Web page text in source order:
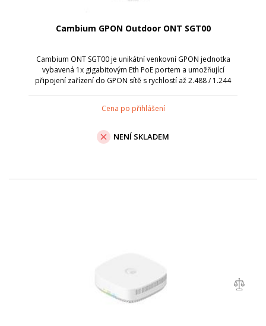
Cambium GPON Outdoor ONT SGT00
Cambium ONT SGT00 je unikátní venkovní GPON jednotka
vybavená 1x gigabitovým Eth PoE portem a umožňující
připojení zařízení do GPON sítě s rychlostí až 2.488 / 1.244
Cena po přihlášení
NENÍ SKLADEM